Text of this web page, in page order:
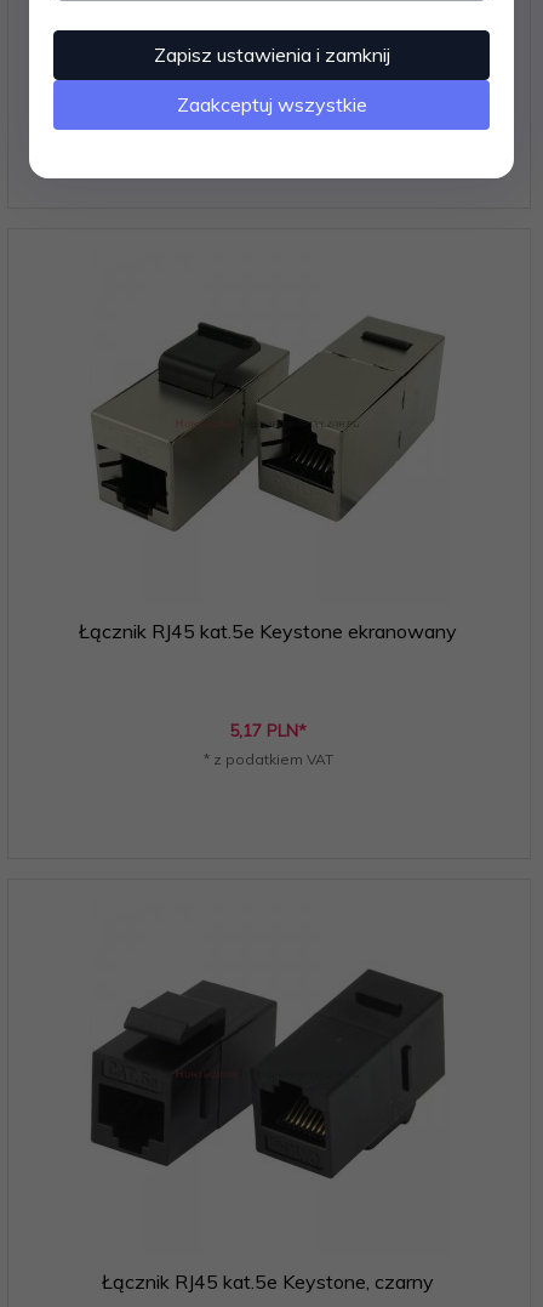
15,50 PLN*
* z podatkiem VAT
Łącznik RJ45 kat.5e Keystone ekranowany
5,17 PLN*
* z podatkiem VAT
Łącznik RJ45 kat.5e Keystone, czarny
Zapisz ustawienia i zamknij
Zaakceptuj wszystkie